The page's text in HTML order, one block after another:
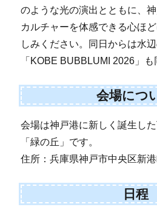
のような光の演出とともに、
カルチャーを体感できる心ほ
しみください。同日からは水
「KOBE BUBBLUMI 2026」も
会場につ
会場は神戸港に新しく誕生し
「緑の丘」です。
住所：兵庫県神戸市中央区新
日程